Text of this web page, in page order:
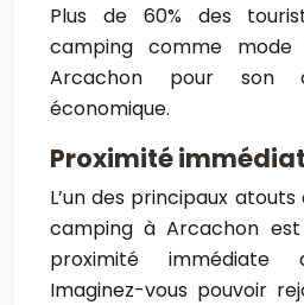
Plus de 60% des
camping comme mode
Arcachon pour son
économique.
Proximité
L’un des principaux
camping à Arcachon
proximité immédiate
Imaginez-vous pouvoir